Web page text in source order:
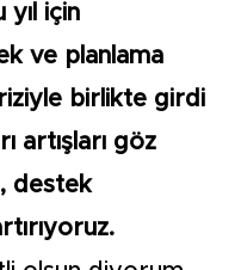
yıl için
ve planlama
birlikte girdi
artışları göz
destek